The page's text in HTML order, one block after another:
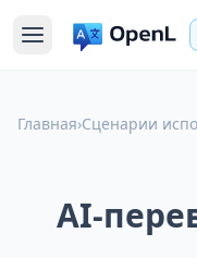
Главная›Сценарии
AI-